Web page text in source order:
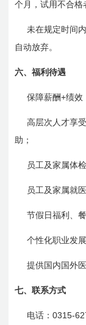
个月，试用不合格
未在规定时间
自动放弃。
六、福利待遇
保障薪酬+绩效
高层次人才享
助；
员工及家属体
员工及家属就
节假日福利、
个性化职业发
提供国内国外
七、联系方式
电话：0315-